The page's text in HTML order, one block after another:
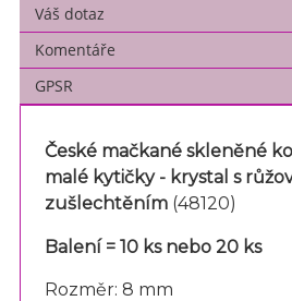
Váš dotaz
Komentáře
GPSR
České mačkané skleněné
malé kytičky - krystal s
zušlechtěním (48120)
Balení = 10 ks nebo 20 ks
Rozměr: 8 mm